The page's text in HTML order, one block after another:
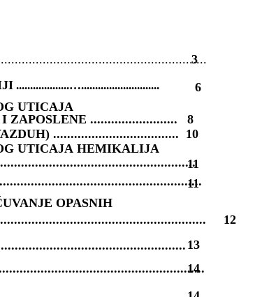
3
...................…............................
6
NEGATIVNOG
.........................
8
....................................
10
UTICAJA HEMIKALIJA
11
11
ČUVANJE OPASNIH
12
13
14